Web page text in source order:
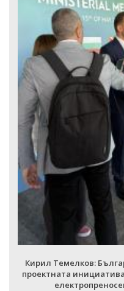
Кирил Темелков:
проектната